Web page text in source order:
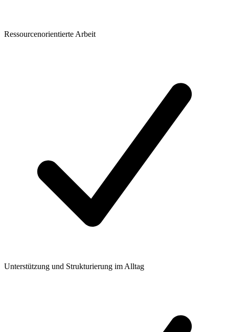
Ressourcenorientierte Arbeit
Unterstützung und Strukturierung im Alltag